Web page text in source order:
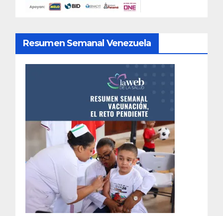
Resumen Semanal Venezuela